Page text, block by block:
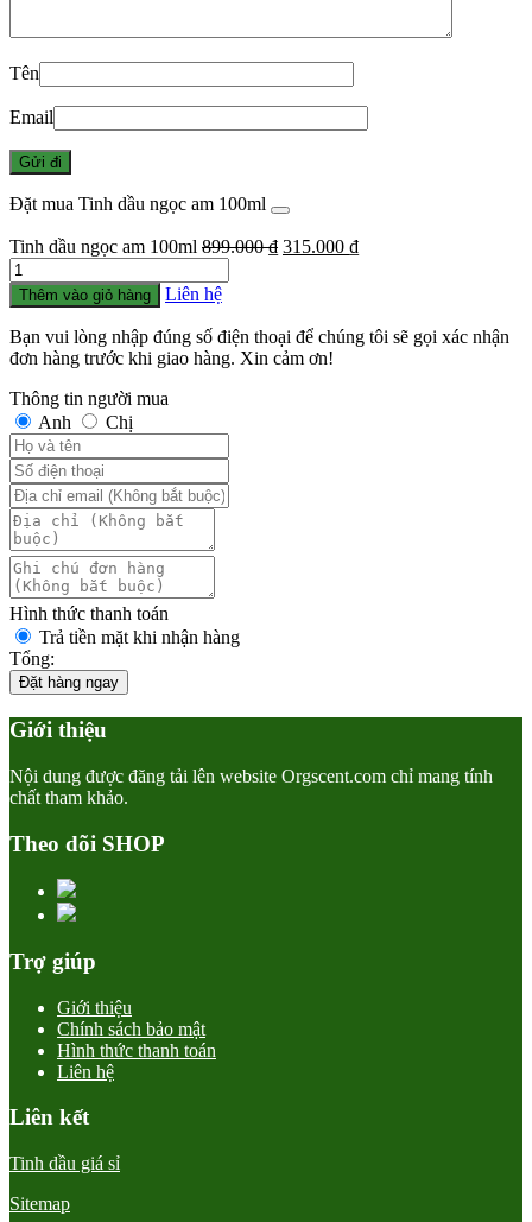
Tên
Email
Đặt mua Tinh dầu ngọc am 100ml
Tinh dầu ngọc am 100ml 899.000₫ Giá
315.000 ₫Giá
315.000 ₫.
Số
lượng
Thêm vào giỏ hàng Liên hệ
Bạn vui lòng nhập đúng số điện thoại để chúng tôi sẽ gọi xác nhận
đơn hàng trước khi giao hàng. Xin cảm ơn!
Thông tin người mua
Anh
Chị
Hình thức thanh toán
Trả tiền mặt khi nhận hàng
Tổng:
Đặt hàng ngay
Giới thiệu
Nội dung được đăng tải lên website Orgscent.com chỉ mang tính
chất tham khảo.
Theo dõi SHOP
Trợ giúp
Giới thiệu
Chính sách bảo mật
Hình thức thanh toán
Liên hệ
Liên kết
Tinh dầu giá sỉ
Sitemap